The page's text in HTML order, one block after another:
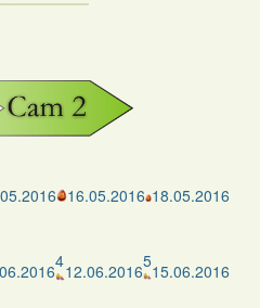
16.05.2016 18.05.2016
412.06.2016515.06.2016